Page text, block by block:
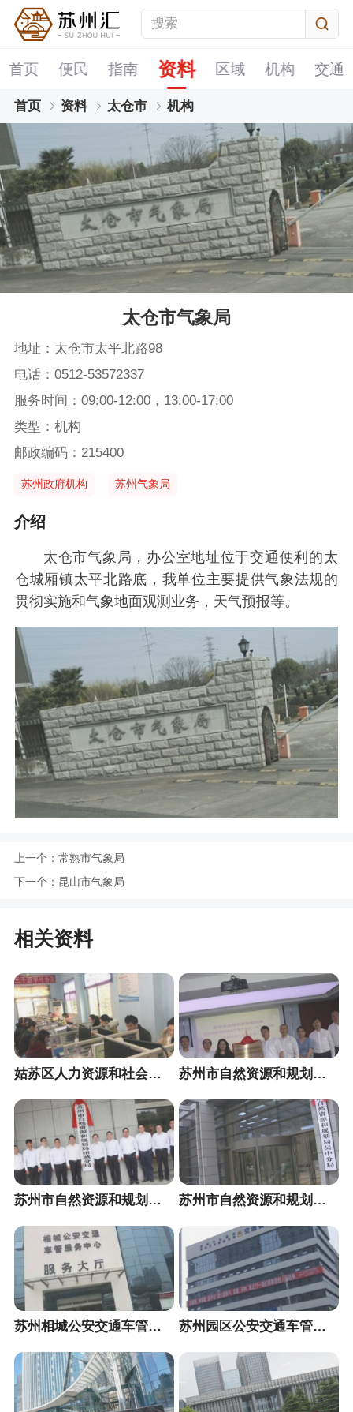
首页 便民 指南 资料 区域 机构 交通
首页 资料 太仓市 机构
太仓市气象局
地址：太仓市太平北路98
电话：0512-53572337
服务时间：09:00-12:00，13:00-17:00
类型：机构
邮政编码：215400
苏州政府机构 苏州气象局
介绍
太仓市气象局，办公室地址位于交通便利的太
仓城厢镇太平北路底，我单位主要提供气象法规的
贯彻实施和气象地面观测业务，天气预报等。
上一个： 常熟市气象局
下一个： 昆山市气象局
相关资料
姑苏区人力资源和社会保障局 苏州市自然资源和规划局高新区分局
苏州市自然资源和规划局相城分局 苏州市自然资源和规划局吴中分局
苏州相城公安交通车管服务中心 苏州园区公安交通车管服务中心